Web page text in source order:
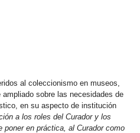
al coleccionismo en museos,
sobre las necesidades de
en su aspecto de institución
a los roles del Curador y los
poner en práctica, al Curador como